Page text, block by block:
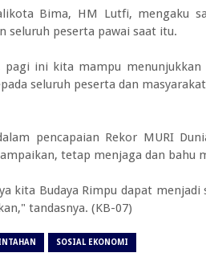
Bima, HM Lutfi, mengaku
seluruh peserta pawai saat itu.
pagi ini kita mampu menunjukkan
seluruh peserta dan
pencapaian Rekor MURI
tetap menjaga dan bahu
kita Budaya Rimpu dapat
tandasnya. (KB-07)
SOSIAL EKONOMI